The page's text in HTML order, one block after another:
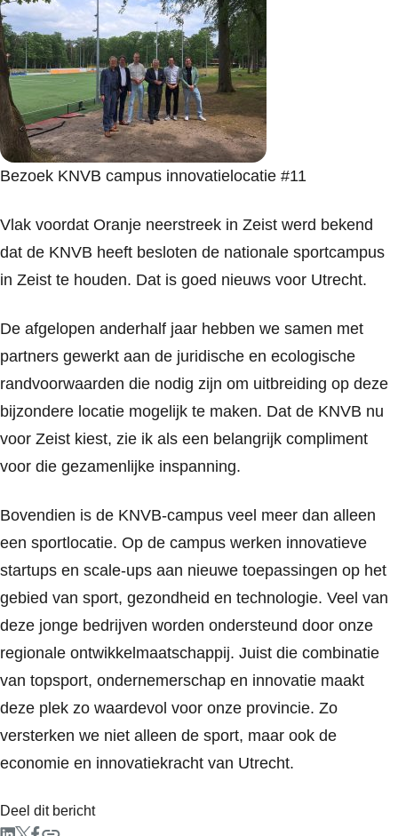
Bezoek KNVB campus innovatielocatie #11
Vlak voordat Oranje neerstreek in Zeist werd bekend
dat de KNVB heeft besloten de nationale sportcampus
in Zeist te houden. Dat is goed nieuws voor Utrecht.
De afgelopen anderhalf jaar hebben we samen met
partners gewerkt aan de juridische en ecologische
randvoorwaarden die nodig zijn om uitbreiding op deze
bijzondere locatie mogelijk te maken. Dat de KNVB nu
voor Zeist kiest, zie ik als een belangrijk compliment
voor die gezamenlijke inspanning.
Bovendien is de KNVB-campus veel meer dan alleen
een sportlocatie. Op de campus werken innovatieve
startups en scale-ups aan nieuwe toepassingen op het
gebied van sport, gezondheid en technologie. Veel van
deze jonge bedrijven worden ondersteund door onze
regionale ontwikkelmaatschappij. Juist die combinatie
van topsport, ondernemerschap en innovatie maakt
deze plek zo waardevol voor onze provincie. Zo
versterken we niet alleen de sport, maar ook de
economie en innovatiekracht van Utrecht.
Deel dit bericht